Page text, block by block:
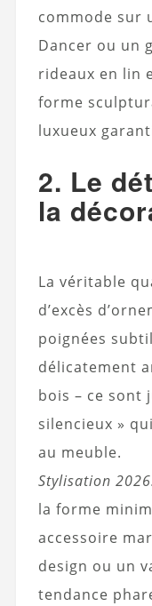
commode sur
Dancer ou un
rideaux en lin
forme
luxueux
2. Le
la
La véritable
d’excès
poignées
délicatement
bois – ce sont
silencieux »
au meuble.
Stylisation
la forme
accessoire
design ou un
tendance